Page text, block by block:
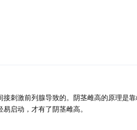
刺激前列腺导致的。阴茎雌高的原理是
启动，才有了阴茎雌高。